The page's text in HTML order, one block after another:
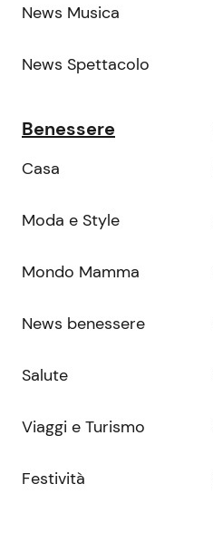
News Musica
News Spettacolo
Benessere
Casa
Moda e Style
Mondo Mamma
News benessere
Salute
Viaggi e Turismo
Festività